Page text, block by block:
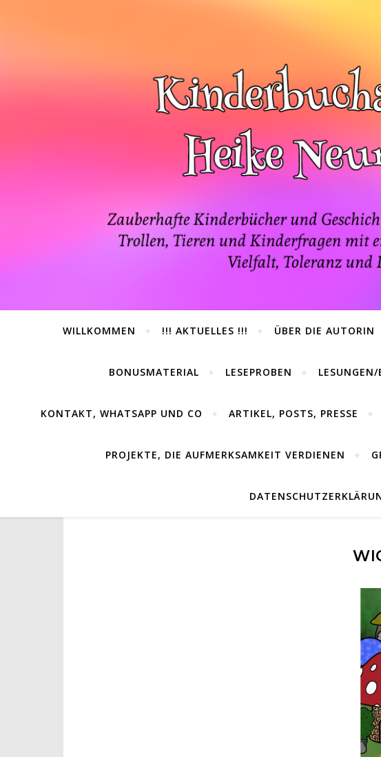
WILLKOMMEN !!! AKTUELLES !!! ÜBER DIE AUTORIN
BONUSMATERIAL LESEPROBEN
KONTAKT, WHATSAPP UND CO ARTIKEL, POSTS, PRESSE
PROJEKTE, DIE AUFMERKSAMKEIT VERDIENEN